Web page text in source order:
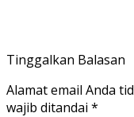
Tinggalkan Balasan
Alamat email Anda
wajib ditandai *